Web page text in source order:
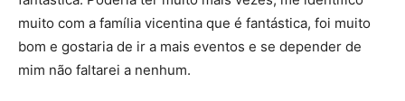
muito com a família vicentina que é fantástica, foi muito
bom e gostaria de ir a mais eventos e se depender de
mim não faltarei a nenhum.